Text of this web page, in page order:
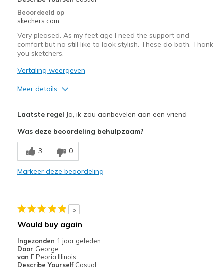
Beoordeeld op
skechers.com
Very pleased. As my feet age I need the support and
comfort but no still like to look stylish. These do both. Thank
you sketchers.
Vertaling weergeven
Meer details
Comfortable
Stylish
Travel
Width
Feels true to width
Sizing
View On Shoes
I'm Into Shoes
Laatste regel Ja, ik zou aanbevelen aan een vriend
Was deze beoordeling behulpzaam?
3 0
Markeer deze beoordeling
5
Would buy again
Ingezonden 1 jaar geleden
Door George
van E Peoria Illinois
Describe Yourself Casual